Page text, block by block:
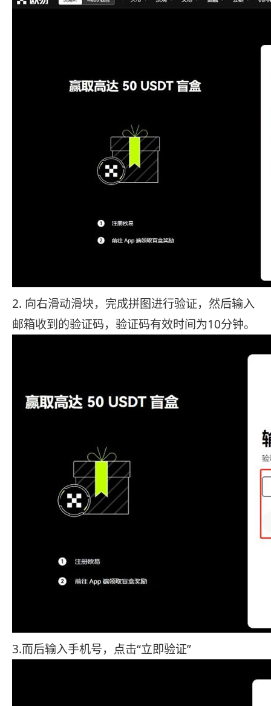
2. 向右滑动滑块，完成拼图进行验证，然后输入
邮箱收到的验证码，验证码有效时间为10分钟。
3.而后输入手机号，点击“立即验证”